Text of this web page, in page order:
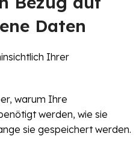
Daten
Ihrer
warum Ihre
werden, wie sie
sie gespeichert werden.